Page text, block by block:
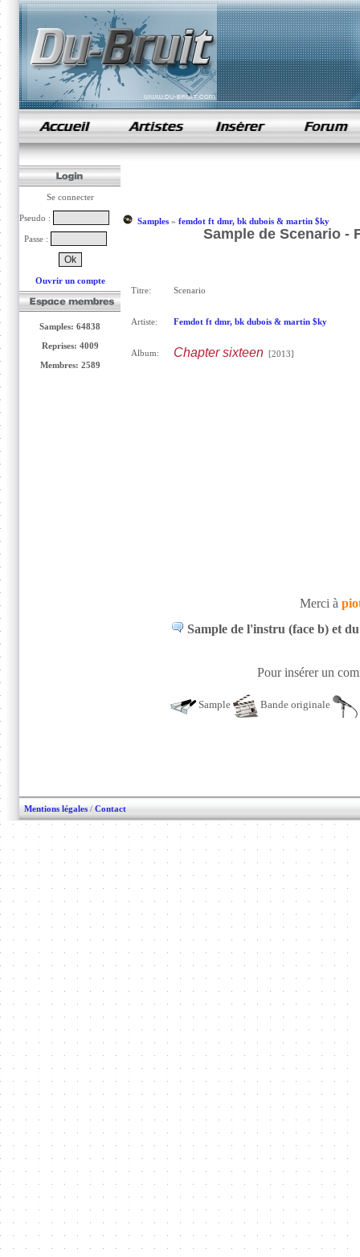
samples de rap
Se connecter
Pseudo :
Passe :
Ouvrir un compte
Samples: 64838
Reprises: 4009
Membres: 2589
Samples» femdot ft dmr, bk dubois & martin $ky
Sample de Scenario -
Titre: Scenario
Artiste: Femdot ft dmr, bk dubois & martin $ky
Album: Chapter sixteen[2013]
Merci à
Sample de l'instru (face b) et
Pour insérer un
Sample Bande originale
Mentions légales / Contact